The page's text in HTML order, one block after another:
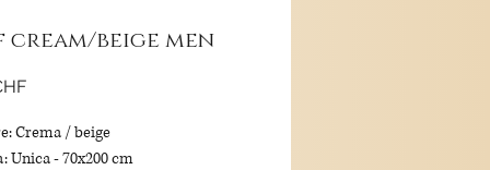
cream/beige men
Prezzo
Crema / beige
Unica - 70x200 cm